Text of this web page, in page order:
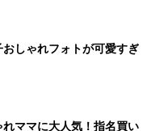
おしゃれフォトが可愛すぎ
ママに大人気！指名買い